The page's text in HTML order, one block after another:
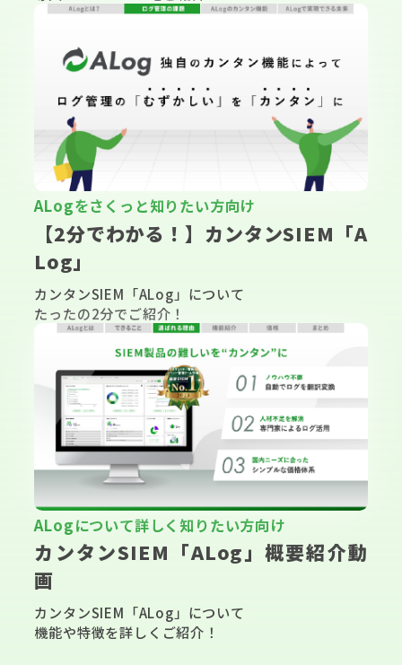
▶
ALogをさくっと知りたい方向け
【2分でわかる！】カンタンSIEM「A
Log」
カンタンSIEM「ALog」について
たったの2分でご紹介！
▶
ALogについて詳しく知りたい方向け
カンタンSIEM「ALog」概要紹介動
画
カンタンSIEM「ALog」について
機能や特徴を詳しくご紹介！